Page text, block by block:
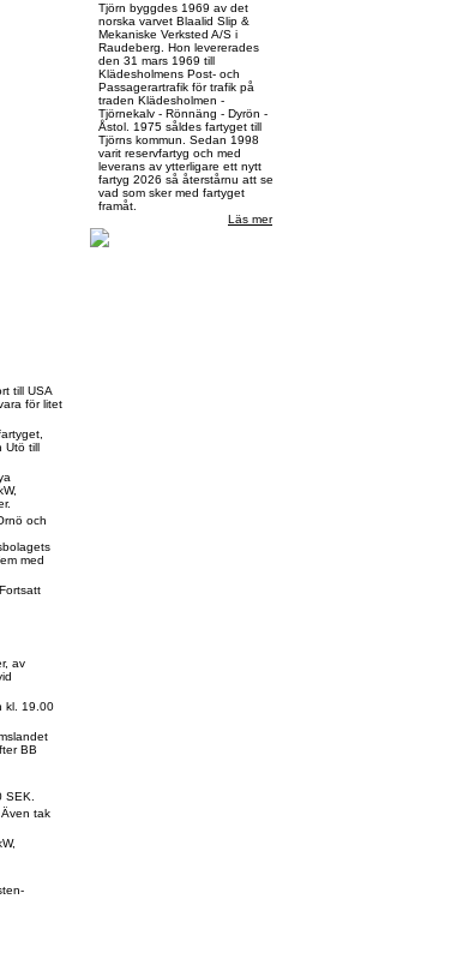
till USA
för litet
Utö till
och
med
av
kl. 19.00
BB
tak
Tjörn byggdes 1969 av det
norska varvet Blaalid Slip &
Mekaniske Verksted A/S i
Raudeberg. Hon levererades
den 31 mars 1969 till
Klädesholmens Post- och
Passagerartrafik för trafik på
traden Klädesholmen -
Tjörnekalv - Rönnäng - Dyrön -
Åstol. 1975 såldes fartyget till
Tjörns kommun. Sedan 1998
varit reservfartyg och med
leverans av ytterligare ett nytt
fartyg 2026 så återstårnu att se
vad som sker med fartyget
framåt.
Läs mer